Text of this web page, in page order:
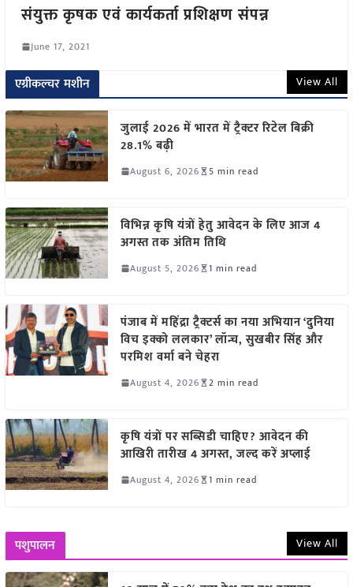
संयुक्त कृषक एवं कार्यकर्ता प्रशिक्षण संपन्न
June 17, 2021
एग्रीकल्चर मशीन View All
जुलाई 2026 में भारत में ट्रैक्टर रिटेल बिक्री
28.1% बढ़ी
August 6, 2026 5 min read
विभिन्न कृषि यंत्रों हेतु आवेदन के लिए आज 4
अगस्त तक अंतिम तिथि
August 5, 2026 1 min read
पंजाब में महिंद्रा ट्रैक्टर्स का नया अभियान ‘दुनिया
विच इक्को ललकार’ लॉन्च, सुखबीर सिंह और
परमिश वर्मा बने चेहरा
August 4, 2026 2 min read
कृषि यंत्रों पर सब्सिडी चाहिए? आवेदन की
आखिरी तारीख 4 अगस्त, जल्द करें अप्लाई
August 4, 2026 1 min read
पशुपालन View All